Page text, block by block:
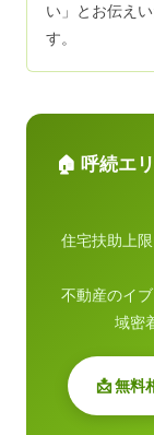
い」とお伝え
す。
🏠 呼続エ
住宅扶助上
不動産のイ
域密
📩 無料